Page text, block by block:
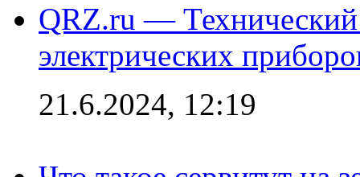
QRZ.ru — Технический
электрических
21.6.2024, 12:19